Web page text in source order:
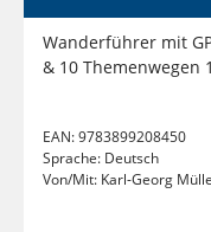
Wanderführer mit
& 10 Themenwegen
EAN:9783899208450
Sprache: Deutsch
Von/Mit: Karl-Georg